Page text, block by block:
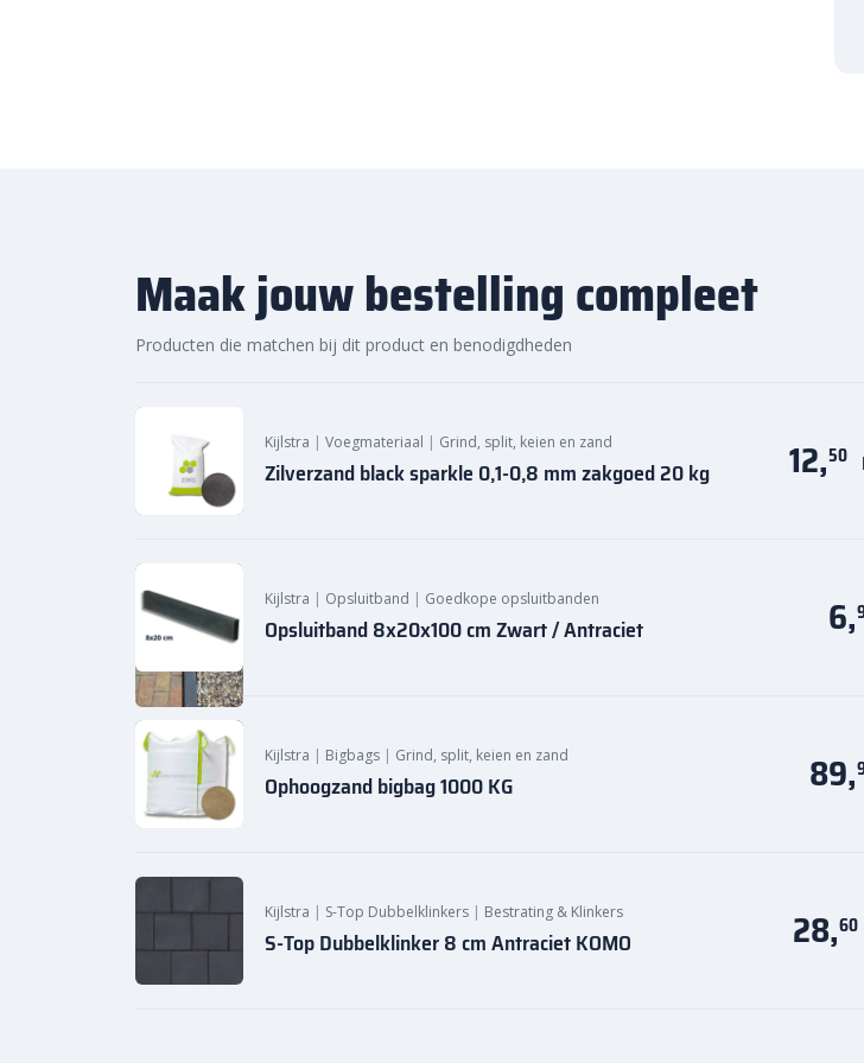
Maak jouw bestelling compleet
Producten die matchen bij dit product en benodigdheden
Kijlstra | Voegmateriaal | Grind, split, keien en zand
Zilverzand black sparkle 0,1-0,8 mm zakgoed 20 kg 12,50
Kijlstra | Opsluitband | Goedkope opsluitbanden
Opsluitband 8x20x100 cm Zwart / Antraciet 6,
Kijlstra | Bigbags | Grind, split, keien en zand
Ophoogzand bigbag 1000 KG 89,
Kijlstra | S-Top Dubbelklinkers | Bestrating & Klinkers
S-Top Dubbelklinker 8 cm Antraciet KOMO 28,60